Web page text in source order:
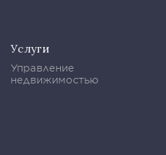
Услуги
Управление
недвижимостью